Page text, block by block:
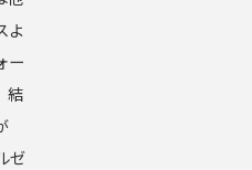
よ
ー
結
ゼ